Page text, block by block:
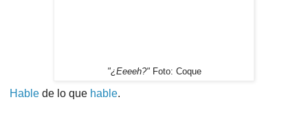
"¿Eeeeh?"Foto: Coque
Hable de lo que hable.